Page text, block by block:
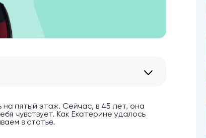
на пятый этаж. Сейчас, в 45 лет, она
чувствует. Как Екатерине удалось
в статье.